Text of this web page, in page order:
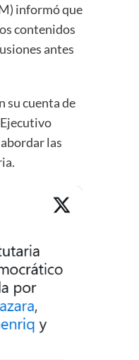
informó que
contenidos
antes
su cuenta de
las